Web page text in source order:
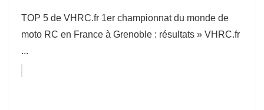
TOP 5 de VHRC.fr 1er championnat du monde de
moto RC en France à Grenoble : résultats » VHRC.fr
...